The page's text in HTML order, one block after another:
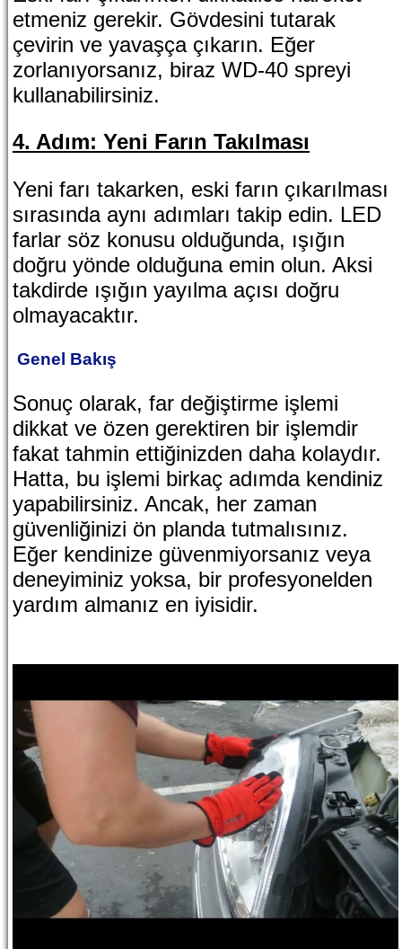
etmeniz gerekir. Gövdesini tutarak
çevirin ve yavaşça çıkarın. Eğer
zorlanıyorsanız, biraz WD-40 spreyi
kullanabilirsiniz.
4. Adım: Yeni Farın Takılması
Yeni farı takarken, eski farın çıkarılması
sırasında aynı adımları takip edin. LED
farlar söz konusu olduğunda, ışığın
doğru yönde olduğuna emin olun. Aksi
takdirde ışığın yayılma açısı doğru
olmayacaktır.
Genel Bakış
Sonuç olarak, far değiştirme işlemi
dikkat ve özen gerektiren bir işlemdir
fakat tahmin ettiğinizden daha kolaydır.
Hatta, bu işlemi birkaç adımda kendiniz
yapabilirsiniz. Ancak, her zaman
güvenliğinizi ön planda tutmalısınız.
Eğer kendinize güvenmiyorsanız veya
deneyiminiz yoksa, bir profesyonelden
yardım almanız en iyisidir.